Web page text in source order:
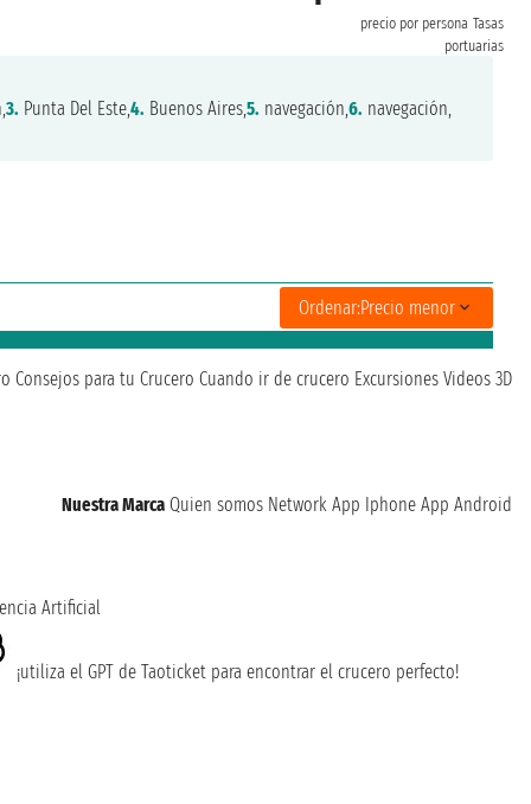
precio por persona Tasas
portuarias
3. Punta Del Este,4. Buenos Aires,5. navegación,6. navegación,
Ordenar:Precio menor
Consejos para tu Crucero Cuando ir de crucero Excursiones Videos 3D
Nuestra Marca Quien somos Network App Iphone App Android
Artificial
¡utiliza el GPT de Taoticket para encontrar el crucero perfecto!